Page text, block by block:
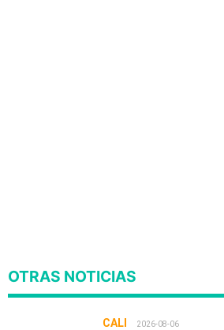
OTRAS NOTICIAS
CALI 2026-08-06